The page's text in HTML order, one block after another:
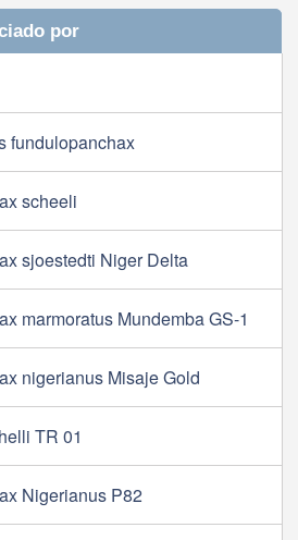
por
fundulopanchax
scheeli
sjoestedti Niger Delta
marmoratus Mundemba GS-1
nigerianus Misaje Gold
TR 01
Nigerianus P82